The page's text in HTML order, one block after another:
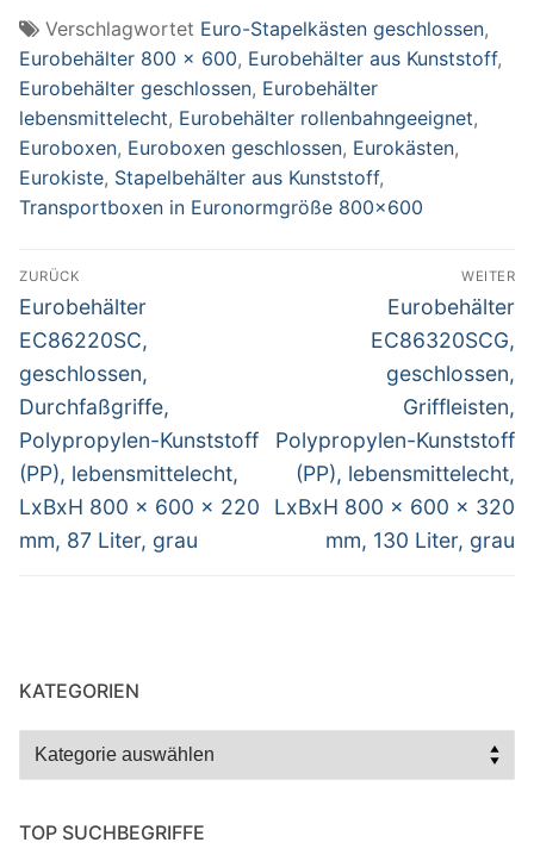
grau
Verschlagwortet Euro-Stapelkästen geschlossen,
Eurobehälter 800 x 600, Eurobehälter aus Kunststoff,
Eurobehälter geschlossen, Eurobehälter
lebensmittelecht, Eurobehälter rollenbahngeeignet,
Euroboxen, Euroboxen geschlossen, Eurokästen,
Eurokiste, Stapelbehälter aus Kunststoff,
Transportboxen in Euronormgröße 800x600
Beitragsnavigation
ZURÜCK
Vorheriger
Beitrag:
Eurobehälter
EC86220SC,
geschlossen,
Durchfaßgriffe,
Polypropylen-Kunststoff
(PP), lebensmittelecht,
LxBxH 800 x 600 x 220
mm, 87 Liter, grau
WEITER
Nächster
Beitrag:
Eurobehälter
EC86320SCG,
geschlossen,
Griffleisten,
Polypropylen-Kunststoff
(PP), lebensmittelecht,
LxBxH 800 x 600 x 320
mm, 130 Liter, grau
KATEGORIEN
Kategorien
TOP SUCHBEGRIFFE